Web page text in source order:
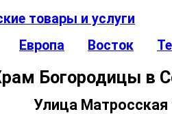
товары и услуги
Европа Восток
Богородицы в
Улица Матросская